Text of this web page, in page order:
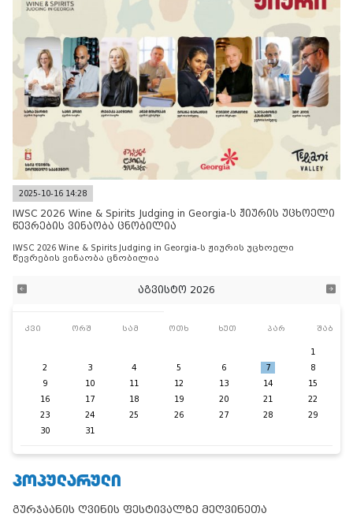
2025-10-16 14:28
IWSC 2026 Wine & Spirits Judging in Georgia-ს ჟიურის უცხოელი
წევრების ვინაობა ცნობილია
IWSC 2026 Wine & Spirits Judging in Georgia-ს ჟიურის უცხოელი
წევრების ვინაობა ცნობილია
აგვისტო 2026
კვი ორშ სამ ოთხ ხუთ პარ შაბ
1
2
3 4 5 6 7
8
9
10 11 12 13 14
15
16
17 18 19 20 21
22
23
24 25 26 27 28
29
30
31
ᲞᲝᲞᲣᲚᲐᲠᲣᲚᲘ
გურჯაანის ღვინის ფესტივალზე მეღვინეთა